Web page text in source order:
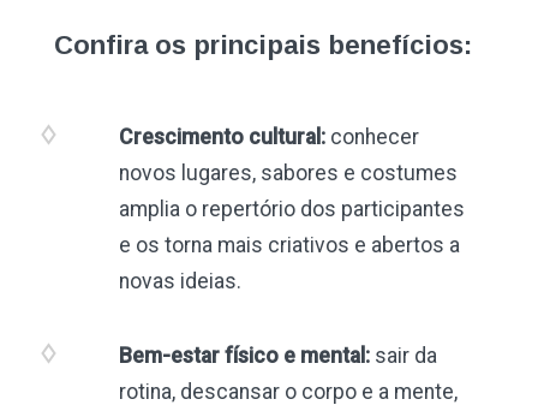
Confira os principais benefícios:
Crescimento cultural: conhecer
novos lugares, sabores e costumes
amplia o repertório dos participantes
e os torna mais criativos e abertos a
novas ideias.
Bem-estar físico e mental: sair da
rotina, descansar o corpo e a mente,